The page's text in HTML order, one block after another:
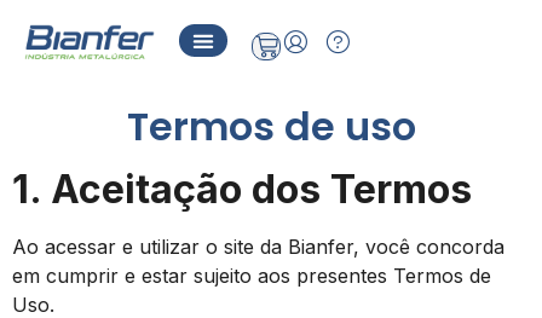
Termos de uso
1. Aceitação dos Termos
Ao acessar e utilizar o site da Bianfer, você concorda
em cumprir e estar sujeito aos presentes Termos de
Uso.